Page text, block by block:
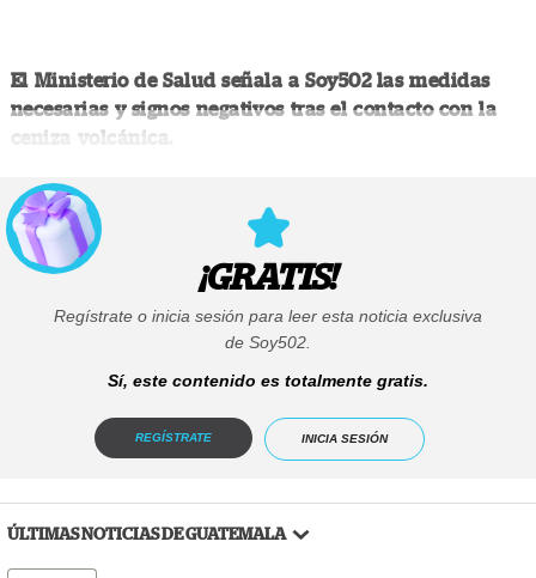
El Ministerio de Salud señala a Soy502 las medidas
necesarias y signos negativos tras el contacto con la
ceniza volcánica.
¡GRATIS!
Regístrate o inicia sesión para leer esta noticia exclusiva
de Soy502.
Sí, este contenido es totalmente gratis.
REGÍSTRATE INICIA SESIÓN
ÚLTIMAS NOTICIAS DE GUATEMALA